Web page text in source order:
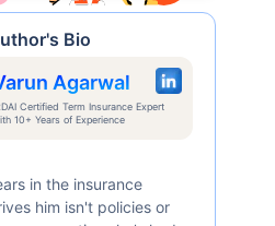
Bio
Agarwal
Certified Term Insurance Expert
10+ Years of Experience
in the insurance
him isn't policies or